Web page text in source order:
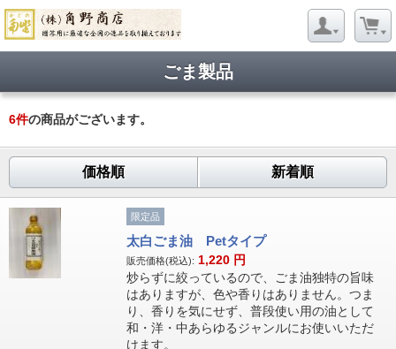
ごま製品
6件の商品がございます。
価格順 新着順
限定品
太白ごま油 Petタイプ
販売価格(税込): 1,220 円
炒らずに絞っているので、ごま油独特の旨味
はありますが、色や香りはありません。つま
り、香りを気にせず、普段使い用の油として
和・洋・中あらゆるジャンルにお使いいただ
けます。